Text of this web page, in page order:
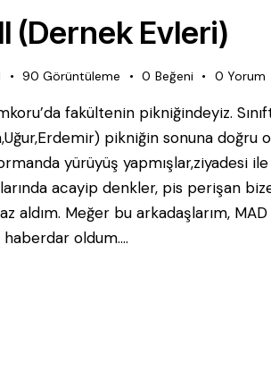
(Dernek Evleri)
90 Görüntüleme 0 Beğeni 0 Yorum
fakültenin pikniğindeyiz.
pikniğin sonuna doğru
yürüyüş yapmışlar,ziyadesi
acayip denkler, pis perişan
aldım. Meğer bu arkadaşlarım,
oldum.…